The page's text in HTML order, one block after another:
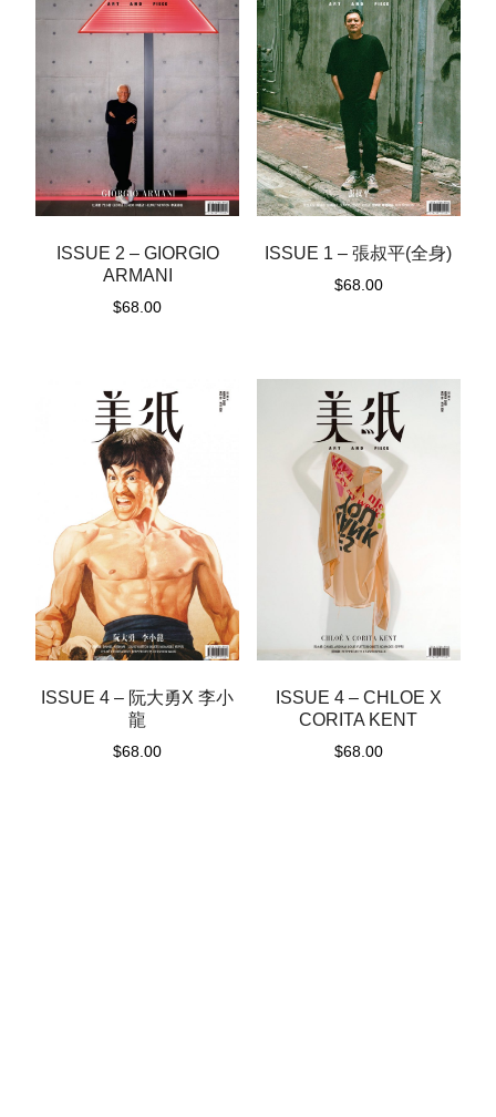
ISSUE 2 – GIORGIO
ARMANI
$68.00
ISSUE 1 – 張叔平(全身)
$68.00
ISSUE 4 – 阮大勇X 李小
龍
$68.00
ISSUE 4 – CHLOE X
CORITA KENT
$68.00